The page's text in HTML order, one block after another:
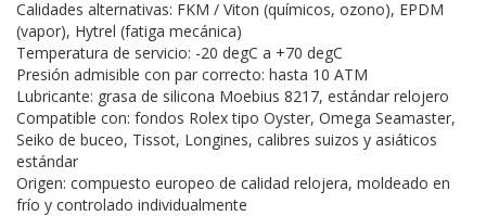
Calidades alternativas: FKM / Viton (químicos, ozono), EPDM
(vapor), Hytrel (fatiga mecánica)
Temperatura de servicio: -20 degC a +70 degC
Presión admisible con par correcto: hasta 10 ATM
Lubricante: grasa de silicona Moebius 8217, estándar relojero
Compatible con: fondos Rolex tipo Oyster, Omega Seamaster,
Seiko de buceo, Tissot, Longines, calibres suizos y asiáticos
estándar
Origen: compuesto europeo de calidad relojera, moldeado en
frío y controlado individualmente